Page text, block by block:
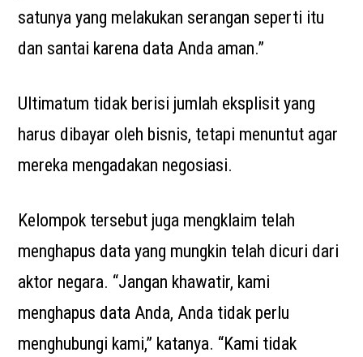
satunya yang melakukan serangan seperti itu
dan santai karena data Anda aman.”
Ultimatum tidak berisi jumlah eksplisit yang
harus dibayar oleh bisnis, tetapi menuntut agar
mereka mengadakan negosiasi.
Kelompok tersebut juga mengklaim telah
menghapus data yang mungkin telah dicuri dari
aktor negara. “Jangan khawatir, kami
menghapus data Anda, Anda tidak perlu
menghubungi kami,” katanya. “Kami tidak